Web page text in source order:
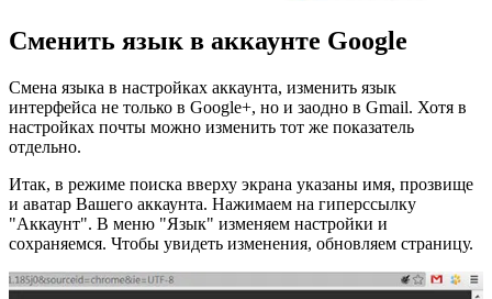
Сменить язык в аккаунте Google
Смена языка в настройках аккаунта, изменить язык
интерфейса не только в Google+, но и заодно в Gmail. Хотя в
настройках почты можно изменить тот же показатель
отдельно.
Итак, в режиме поиска вверху экрана указаны имя, прозвище
и аватар Вашего аккаунта. Нажимаем на гиперссылку
"Аккаунт". В меню "Язык" изменяем настройки и
сохраняемся. Чтобы увидеть изменения, обновляем страницу.